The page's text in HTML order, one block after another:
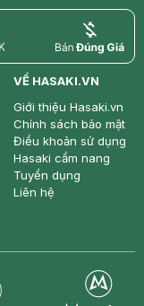
price
VỀ HASAKI.VN
Giới thiệu Hasaki.vn
Chính sách bảo mật
Điều khoản sử dụng
Hasaki cẩm nang
Tuyển dụng
Liên hệ